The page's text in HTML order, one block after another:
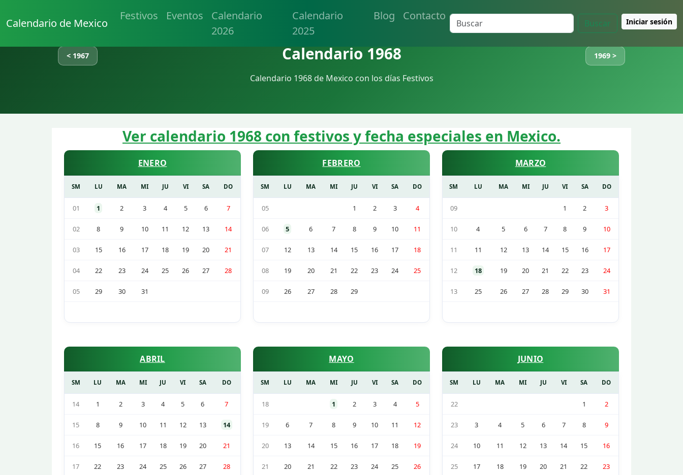
Calendario de Mexico
Festivos Eventos
Calendario
2026
Calendario
2025
Blog Contacto
Buscar Iniciar sesión
< 1967 Calendario 1968 1969 >
Calendario 1968 de Mexico con los días Festivos
Ver calendario 1968 con festivos y fecha especiales en Mexico.
ENERO
SM LU MA MI JU VI SA DO
01 1 2 3 4 5 6 7
02 8 9 10 11 12 13 14
03 15 16 17 18 19 20 21
04 22 23 24 25 26 27 28
05 29 30 31
FEBRERO
SM LU MA MI JU VI SA DO
05 1 2 3 4
06 5 6 7 8 9 10 11
07 12 13 14 15 16 17 18
08 19 20 21 22 23 24 25
09 26 27 28 29
MARZO
SM LU MA MI JU VI SA DO
09 1 2 3
10 4 5 6 7 8 9 10
11 11 12 13 14 15 16 17
12 18 19 20 21 22 23 24
13 25 26 27 28 29 30 31
ABRIL
SM LU MA MI JU VI SA DO
14 1 2 3 4 5 6 7
15 8 9 10 11 12 13 14
16 15 16 17 18 19 20 21
17 22 23 24 25 26 27 28
MAYO
SM LU MA MI JU VI SA DO
18 1 2 3 4 5
19 6 7 8 9 10 11 12
20 13 14 15 16 17 18 19
21 20 21 22 23 24 25 26
JUNIO
SM LU MA MI JU VI SA DO
22 1 2
23 3 4 5 6 7 8 9
24 10 11 12 13 14 15 16
25 17 18 19 20 21 22 23